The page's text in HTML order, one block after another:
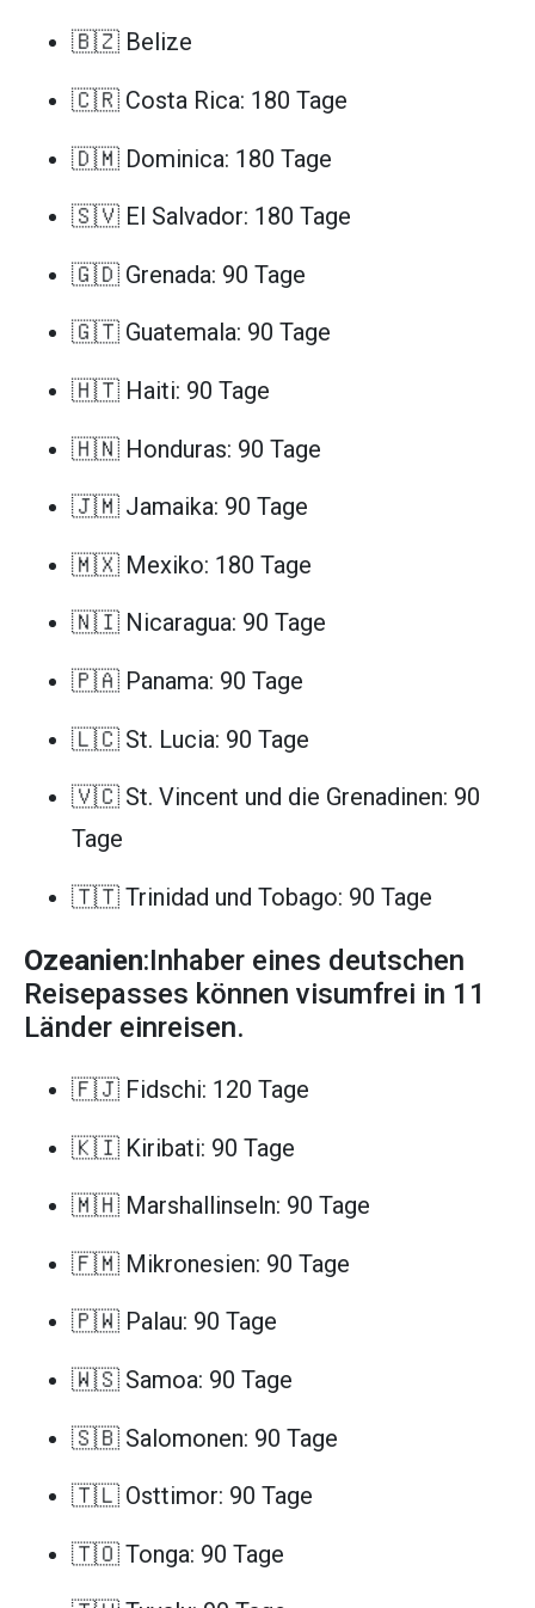
🇧🇿 Belize
🇨🇷 Costa Rica: 180 Tage
🇩🇲 Dominica: 180 Tage
🇸🇻 El Salvador: 180 Tage
🇬🇩 Grenada: 90 Tage
🇬🇹 Guatemala: 90 Tage
🇭🇹 Haiti: 90 Tage
🇭🇳 Honduras: 90 Tage
🇯🇲 Jamaika: 90 Tage
🇲🇽 Mexiko: 180 Tage
🇳🇮 Nicaragua: 90 Tage
🇵🇦 Panama: 90 Tage
🇱🇨 St. Lucia: 90 Tage
🇻🇨 St. Vincent und die Grenadinen: 90
Tage
🇹🇹 Trinidad und Tobago: 90 Tage
Ozeanien:Inhaber eines deutschen
Reisepasses können visumfrei in 11
Länder einreisen.
🇫🇯 Fidschi: 120 Tage
🇰🇮 Kiribati: 90 Tage
🇲🇭 Marshallinseln: 90 Tage
🇫🇲 Mikronesien: 90 Tage
🇵🇼 Palau: 90 Tage
🇼🇸 Samoa: 90 Tage
🇸🇧 Salomonen: 90 Tage
🇹🇱 Osttimor: 90 Tage
🇹🇴 Tonga: 90 Tage